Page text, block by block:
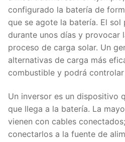
configurado la batería de
que se agote la batería. El sol
durante unos días y provocar
proceso de carga solar. Un
alternativas de carga más
combustible y podrá
Un inversor es un dispositivo
que llega a la batería. La
vienen con cables
conectarlos a la fuente de